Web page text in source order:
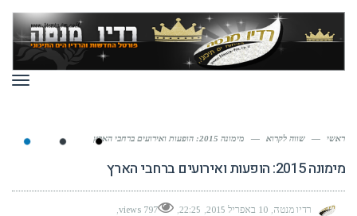
ראשי — שווה לקרוא — מימונה 2015: הופעות ואירועים ברחבי הארץ
מימונה 2015: הופעות ואירועים ברחבי הארץ
רדיו מנטה 10 באפריל 2015 22:25
797 views